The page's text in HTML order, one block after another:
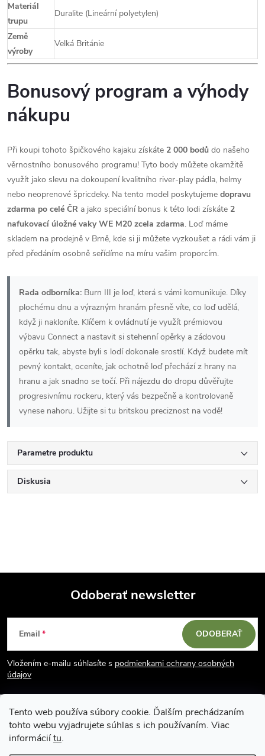
Tento web používa súbory cookie. Ďalším prechádzaním
tohto webu vyjadrujete súhlas s ich používaním. Viac
informáciítu.
Materiál
trupu
Duralite (Lineární polyetylen)
Země
výroby
Velká Británie
Bonusový program a výhody
nákupu
Při koupi tohoto špičkového kajaku získáte 2 000 bodů do našeho
věrnostního bonusového programu! Tyto body můžete okamžitě
využít jako slevu na dokoupení kvalitního river-play pádla, helmy
nebo neoprenové špricdeky. Na tento model poskytujeme dopravu
zdarma po celé ČR a jako speciální bonus k této lodi získáte 2
nafukovací úložné vaky WE M20 zcela zdarma. Loď máme
skladem na prodejně v Brně, kde si ji můžete vyzkoušet a rádi vám ji
před předáním osobně seřídíme na míru vašim proporcím.
Rada odborníka: Burn III je loď, která s vámi komunikuje. Díky
plochému dnu a výrazným hranám přesně víte, co loď udělá,
když ji nakloníte. Klíčem k ovládnutí je využít prémiovou
výbavu Connect a nastavit si stehenní opěrky a zádovou
opěrku tak, abyste byli s lodí dokonale srostlí. Když budete mít
pevný kontakt, oceníte, jak ochotně loď přechází z hrany na
hranu a jak snadno se točí. Při nájezdu do dropu důvěřujte
progresivnímu rockeru, který vás bezpečně a kontrolovaně
vynese nahoru. Užijte si tu britskou preciznost na vodě!
Parametre produktu
Diskusia
Z
á
p
ä
Odoberať newsletter
Email
Vložením e-mailu súhlasíte s podmienkami ochrany osobných
údajov
ODOBERAŤ